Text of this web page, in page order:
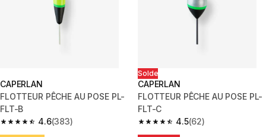
CAPERLAN
FLOTTEUR PÊCHE AU POSE PL-
FLT-B
4.6
4.6 out of 5 stars from 383 reviews
(383)
Solde
CAPERLAN
FLOTTEUR PÊCHE AU POSE PL-
FLT-C
4.5
4.5 out of 5 stars from 62
(62)